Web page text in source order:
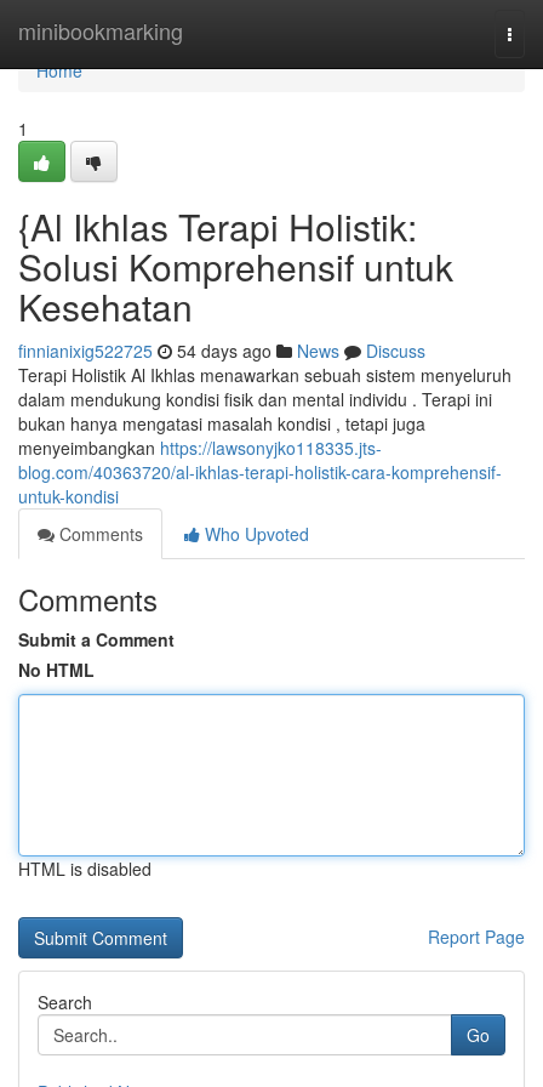
minibookmarking
Home
Home
1
{Al Ikhlas Terapi Holistik:
Solusi Komprehensif untuk
Kesehatan
finnianixig522725 54 days ago News
Discuss
Terapi Holistik Al Ikhlas menawarkan sebuah sistem menyeluruh
dalam mendukung kondisi fisik dan mental individu . Terapi ini
bukan hanya mengatasi masalah kondisi , tetapi juga
menyeimbangkan https://lawsonyjko118335.jts-
blog.com/40363720/al-ikhlas-terapi-holistik-cara-komprehensif-
untuk-kondisi
Comments
Who Upvoted
Comments
Submit a Comment
No HTML
HTML is disabled
Report Page
Search
Go